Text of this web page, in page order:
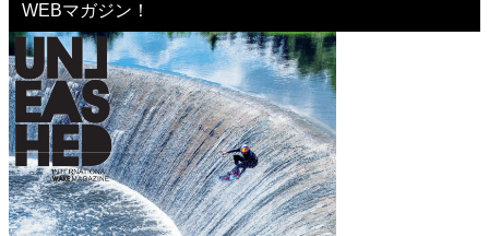
WEBマガジン！